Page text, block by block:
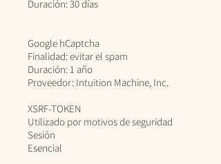
Duración: 30 días
Google hCaptcha
Finalidad: evitar el spam
Duración: 1 año
Proveedor: Intuition Machine, Inc.
XSRF-TOKEN
Utilizado por motivos de seguridad
Sesión
Esencial